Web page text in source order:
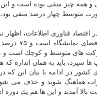
و همه چیز منفی بوده است و
متوسط چهار درصد منفی
فناوری اطلاعات،
برای
متوسط و كوچك است و در
سپرد، باید به همان اندازه كه
كشور در ادامه با بیان این
آمدند و این ها هم یك دوره